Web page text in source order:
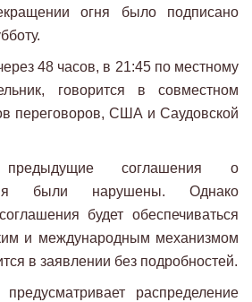
огня было подписано
48 часов, в 21:45 по местному
говорится в совместном
переговоров, США и Саудовской
предыдущие соглашения о
были нарушены. Однако
будет обеспечиваться
и международным механизмом
в заявлении без подробностей.
распределение